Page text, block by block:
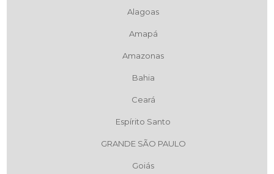
Alagoas
Amapá
Amazonas
Bahia
Ceará
Espírito Santo
GRANDE SÃO PAULO
Goiás